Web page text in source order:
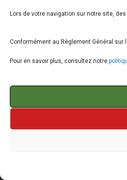
Lors de votre navigation sur notre site,
Conformément au Règlement Général
Pour en savoir plus, consultez notre